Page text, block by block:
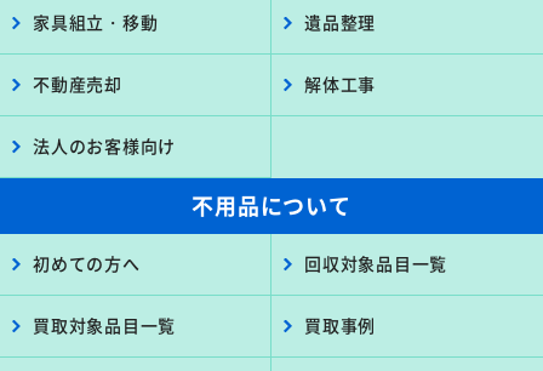
家具組立・移動 遺品整理
不動産売却 解体工事
法人のお客様向け
不用品について
初めての方へ 回収対象品目一覧
買取対象品目一覧 買取事例